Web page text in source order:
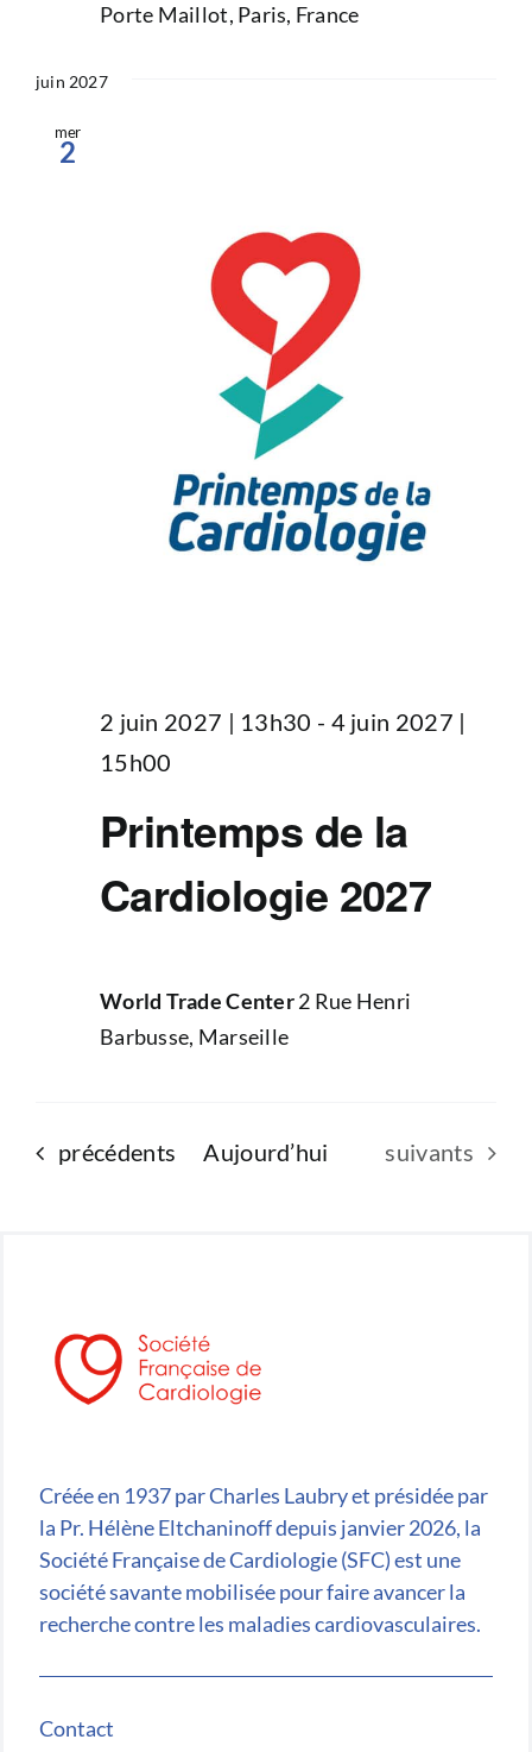
Porte Maillot, Paris, France
juin 2027
mer
2
Printemps de la
Cardiologie 2027
2 juin 2027 | 13h30 - 4 juin 2027 |
15h00
World Trade Center2 Rue Henri
Barbusse, Marseille
Évènements
précédents Aujourd’hui Évènements
suivants
Créée en 1937 par Charles Laubry et présidée par
la Pr. Hélène Eltchaninoff depuis janvier 2026, la
Société Française de Cardiologie (SFC) est une
société savante mobilisée pour faire avancer la
recherche contre les maladies cardiovasculaires.
Contact